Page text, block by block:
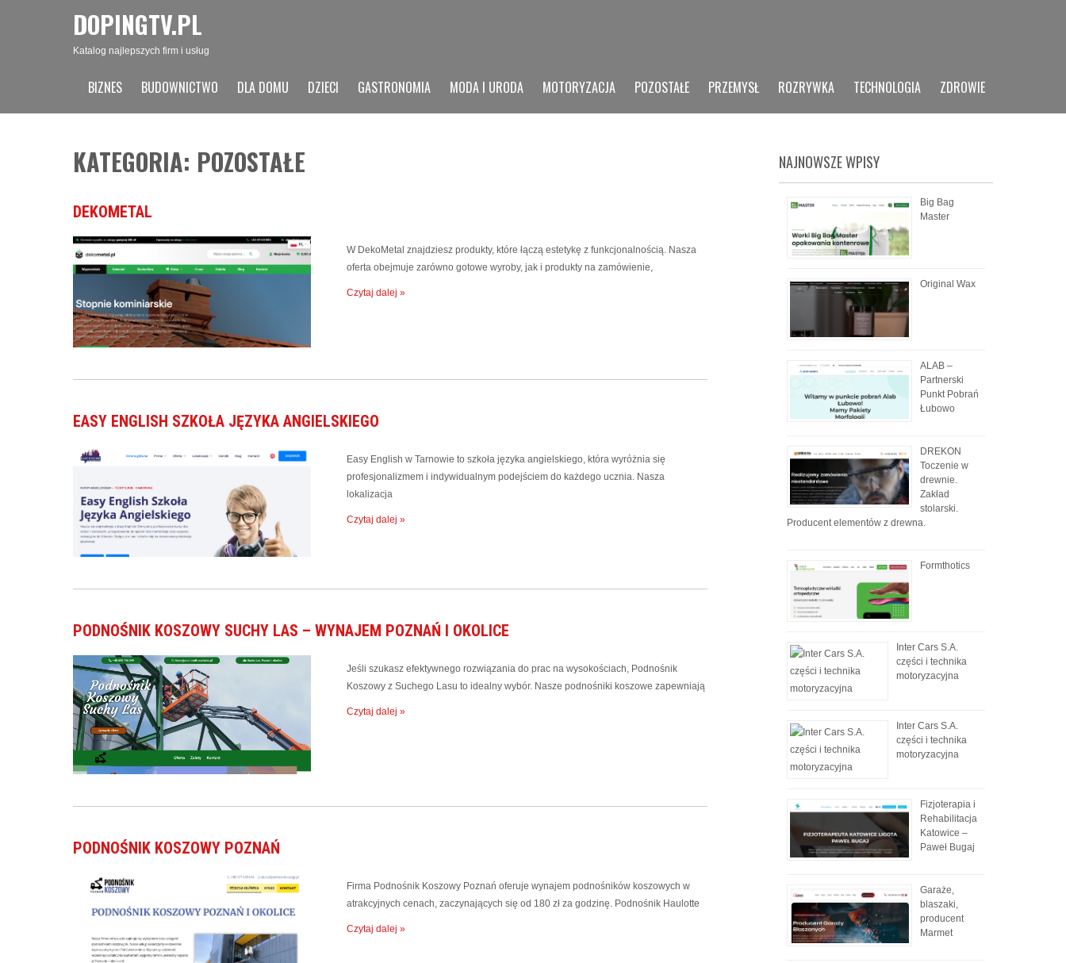
DOPINGTV.PL
Katalog najlepszych firm i usług
BIZNES BUDOWNICTWO DLA DOMU DZIECI GASTRONOMIA MODA I URODA MOTORYZACJA POZOSTAŁE PRZEMYSŁ ROZRYWKA TECHNOLOGIA ZDROWIE
KATEGORIA: POZOSTAŁE
DEKOMETAL
W DekoMetal znajdziesz produkty, które łączą estetykę z funkcjonalnością. Nasza
oferta obejmuje zarówno gotowe wyroby, jak i produkty na zamówienie,
Czytaj dalej »
EASY ENGLISH SZKOŁA JĘZYKA ANGIELSKIEGO
Easy English w Tarnowie to szkoła języka angielskiego, która wyróżnia się
profesjonalizmem i indywidualnym podejściem do każdego ucznia. Nasza
lokalizacja
Czytaj dalej »
PODNOŚNIK KOSZOWY SUCHY LAS – WYNAJEM POZNAŃ I OKOLICE
Jeśli szukasz efektywnego rozwiązania do prac na wysokościach, Podnośnik
Koszowy z Suchego Lasu to idealny wybór. Nasze podnośniki koszowe zapewniają
Czytaj dalej »
PODNOŚNIK KOSZOWY POZNAŃ
Firma Podnośnik Koszowy Poznań oferuje wynajem podnośników koszowych w
atrakcyjnych cenach, zaczynających się od 180 zł za godzinę. Podnośnik Haulotte
Czytaj dalej »
NAJNOWSZE WPISY
Big Bag
Master
Original Wax
ALAB –
Partnerski
Punkt Pobrań
Łubowo
DREKON
Toczenie w
drewnie.
Zakład
stolarski.
Producent elementów z drewna.
Formthotics
Inter Cars S.A.
części i technika
motoryzacyjna
Inter Cars S.A.
części i technika
motoryzacyjna
Fizjoterapia i
Rehabilitacja
Katowice –
Paweł Bugaj
Garaże,
blaszaki,
producent
Marmet